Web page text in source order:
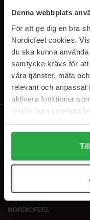
Denna webbplats
För att ge dig en bra
Nordicfeel cookies.
du ska kunna
samtycke krävs för
våra tjänster, mäta
relevant och anpassat
aktivera funktioner
media (kan innefatta
Genom att trycka på
alla cookies, medan
användningen av
samt vår
E-postadress
Genom att prenumerera
NORDICFEEL